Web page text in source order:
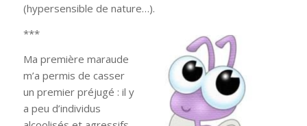
(hypersensible de nature…).
***
Ma première maraude
m’a permis de casser
un premier préjugé : il y
a peu d’individus